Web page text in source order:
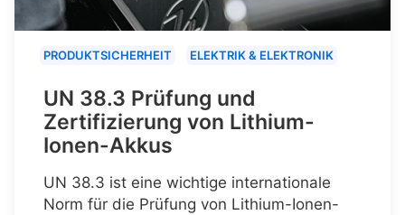
PRODUKTSICHERHEIT ELEKTRIK & ELEKTRONIK
UN 38.3 Prüfung und
Zertifizierung von Lithium-
Ionen-Akkus
UN 38.3 ist eine wichtige internationale
Norm für die Prüfung von Lithium-Ionen-